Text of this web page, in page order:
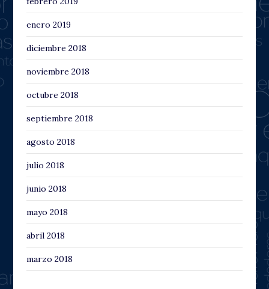
enero 2019
diciembre 2018
noviembre 2018
octubre 2018
septiembre 2018
agosto 2018
julio 2018
junio 2018
mayo 2018
abril 2018
marzo 2018